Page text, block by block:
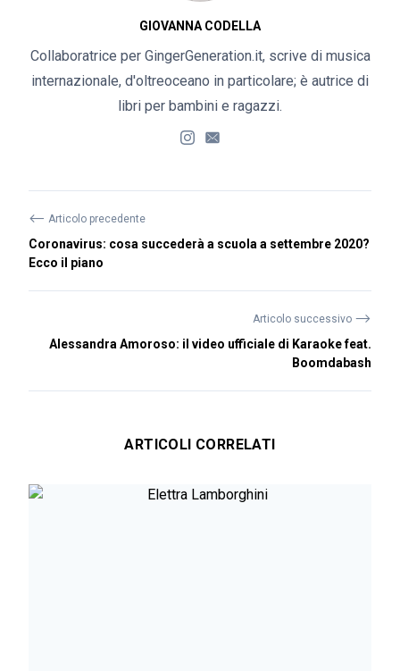
GIOVANNA CODELLA
Collaboratrice per GingerGeneration.it, scrive di musica
internazionale, d'oltreoceano in particolare; è autrice di
libri per bambini e ragazzi.
⟵ Articolo precedente
Coronavirus: cosa succederà a scuola a settembre 2020?
Ecco il piano
Articolo successivo ⟶
Alessandra Amoroso: il video ufficiale di Karaoke feat.
Boomdabash
ARTICOLI CORRELATI